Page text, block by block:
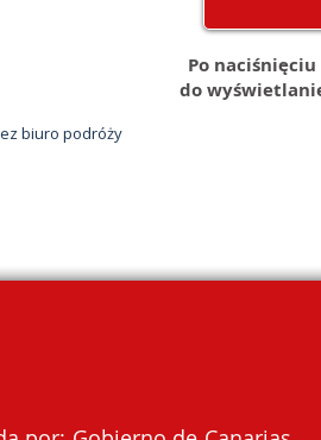
Po
do
biuro podróży